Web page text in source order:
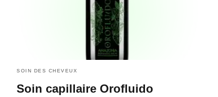
SOIN DES CHEVEUX
Soin capillaire Orofluido